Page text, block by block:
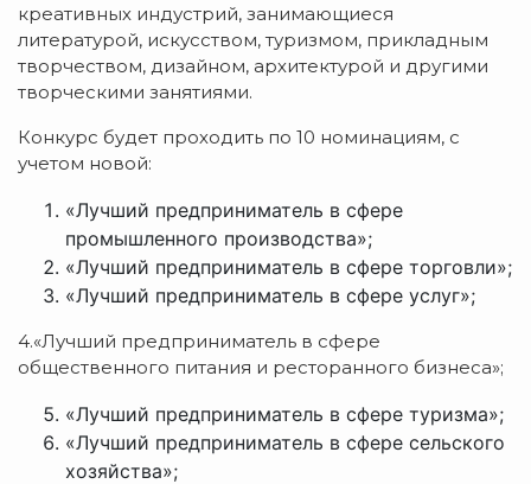
креативных индустрий, занимающиеся
литературой, искусством, туризмом, прикладным
творчеством, дизайном, архитектурой и другими
творческими занятиями.
Конкурс будет проходить по 10 номинациям, с
учетом новой:
«Лучший предприниматель в сфере
промышленного производства»;
«Лучший предприниматель в сфере торговли»;
«Лучший предприниматель в сфере услуг»;
4.«Лучший предприниматель в сфере
общественного питания и ресторанного бизнеса»;
«Лучший предприниматель в сфере туризма»;
«Лучший предприниматель в сфере сельского
хозяйства»;